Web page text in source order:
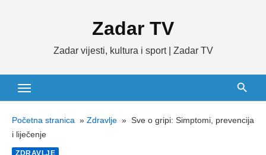
Zadar TV
Zadar vijesti, kultura i sport | Zadar TV
Početna stranica » Zdravlje » Sve o gripi: Simptomi, prevencija
i liječenje
ZDRAVLJE